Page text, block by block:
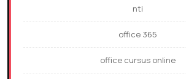
nti
office 365
office cursus online